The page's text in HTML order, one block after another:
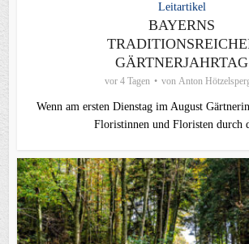
Leitartikel
BAYERNS
GÄRTNERJAHRTAG
vor 4 Tagen von Anton
Wenn am ersten Dienstag im August
Floristinnen und Floristen durch